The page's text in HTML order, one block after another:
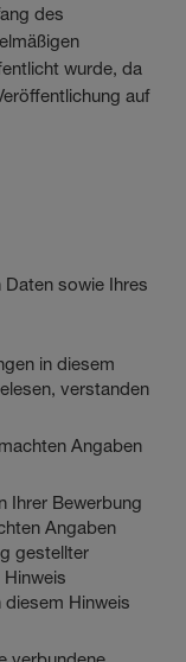
des
wurde, da
auf
sowie Ihres
in diesem
verstanden
Angaben
Ihrer Bewerbung
Angaben
gestellter
Hinweis